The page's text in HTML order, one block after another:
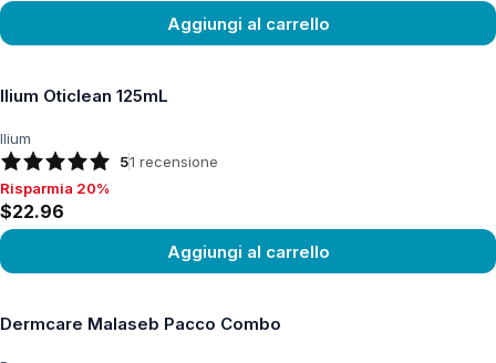
Aggiungi al carrello
Ilium Oticlean 125mL
Ilium
51 recensione
Risparmia 20%, $22.96
Risparmia 20%
$22.96
Aggiungi al carrello
Dermcare Malaseb Pacco Combo